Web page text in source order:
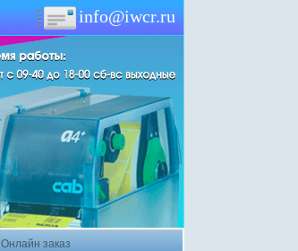
info@iwcr.ru
Онлайн заказ